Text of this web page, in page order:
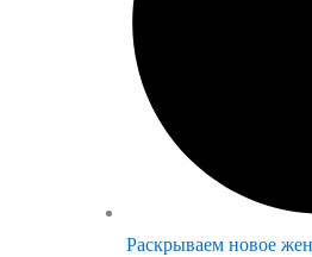
Раскрываем новое